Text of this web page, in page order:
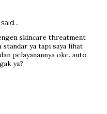
said…
skincare threatment
standar ya tapi saya lihat
pelayanannya oke. auto
ya?